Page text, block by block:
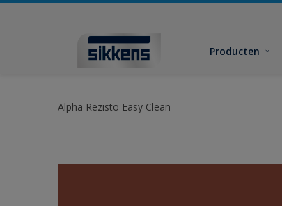
Producten
Alpha Rezisto Easy Clean